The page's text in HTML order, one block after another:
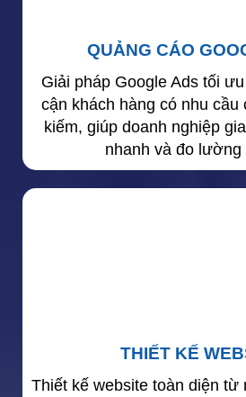
QUẢNG CÁO
Giải pháp Google Ads tối
cận khách hàng có nhu cầu
kiếm, giúp doanh nghiệp
nhanh và đo lường
THIẾT KẾ
Thiết kế website toàn diện từ